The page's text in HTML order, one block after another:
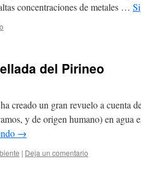
concentraciones de metales …
del Pirineo
creado un gran revuelo a cuenta
y de origen humano) en agua
→
| Deja un comentario